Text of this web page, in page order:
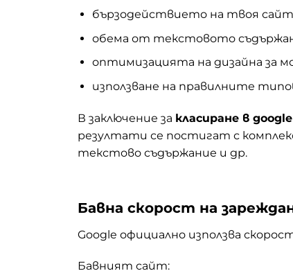
бързодействието на твоя сайт
обема от текстовото
оптимизацията на дизайна за
използване на правилните
В заключение за класиране в google
резултати се постигат с
текстово съдържание и др.
Бавна скорост на
Google официално използва
Бавният сайт: